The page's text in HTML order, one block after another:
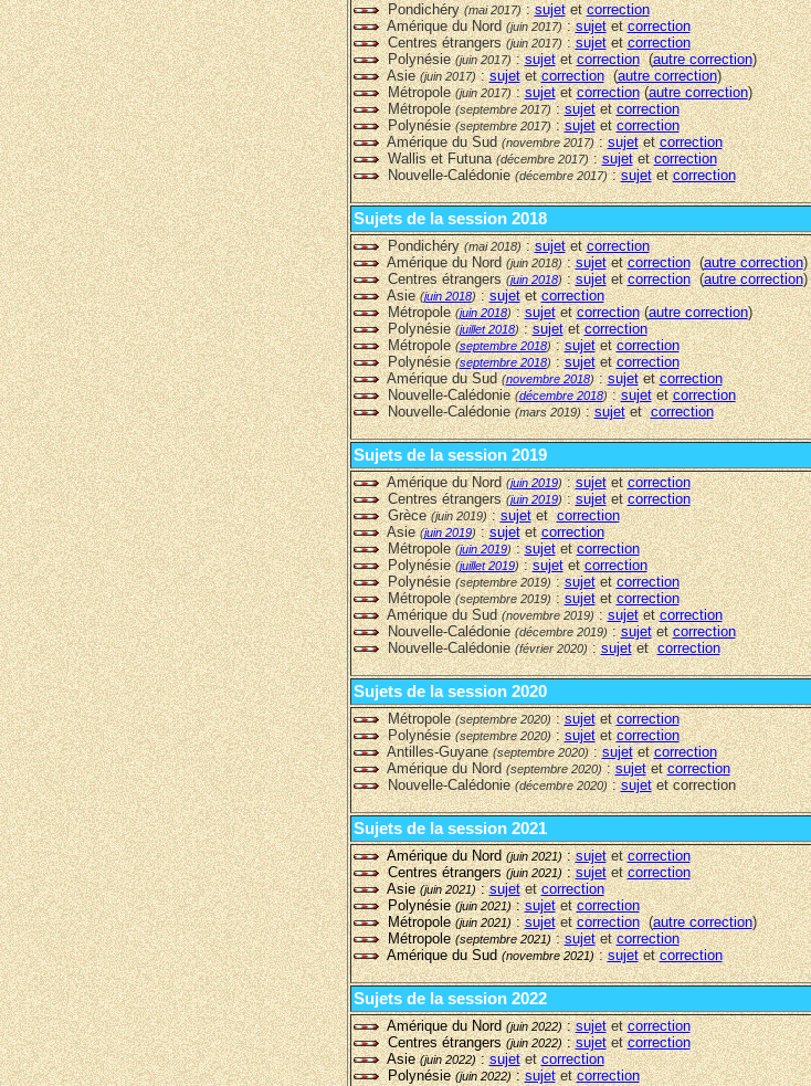
Pondichéry(mai 2017):sujetetcorrection
Amérique du Nord(juin 2017):sujetetcorrection
Centres étrangers(juin 2017):sujetetcorrection
Polynésie(juin 2017):sujetetcorrection(autre correction)
Asie(juin 2017):sujetetcorrection(autre correction)
Métropole(juin 2017):sujetetcorrection(autre correction)
Métropole(septembre 2017):sujetetcorrection
Polynésie(septembre 2017):sujetetcorrection
Amérique du Sud(novembre 2017):sujetetcorrection
Wallis et Futuna(décembre 2017):sujetetcorrection
Nouvelle-Calédonie(décembre 2017):sujetetcorrection
Sujets de la session 2018
Pondichéry(mai 2018):sujetetcorrection
Amérique du Nord(juin 2018):sujetetcorrection(autre correction)
Centres étrangers(juin 2018):sujetetcorrection(autre correction)
Asie(juin 2018):sujetetcorrection
Métropole(juin 2018):sujetetcorrection(autre correction)
Polynésie(juillet 2018):sujetetcorrection
Métropole(septembre 2018):sujetetcorrection
Polynésie(septembre 2018):sujetetcorrection
Amérique du Sud(novembre 2018):sujetetcorrection
Nouvelle-Calédonie(décembre 2018):sujetetcorrection
Nouvelle-Calédonie(mars 2019):sujetetcorrection
Sujets de la session 2019
Amérique du Nord(juin 2019):sujetetcorrection
Centres étrangers(juin 2019):sujetetcorrection
Grèce(juin 2019):sujetetcorrection
Asie(juin 2019):sujetetcorrection
Métropole(juin 2019):sujetetcorrection
Polynésie(juillet 2019):sujetetcorrection
Polynésie(septembre 2019):sujetetcorrection
Métropole(septembre 2019):sujetetcorrection
Amérique du Sud(novembre 2019):sujetetcorrection
Nouvelle-Calédonie(décembre 2019):sujetetcorrection
Nouvelle-Calédonie(février 2020):sujetetcorrection
Sujets de la session 2020
Métropole(septembre 2020):sujetetcorrection
Polynésie(septembre 2020):sujetetcorrection
Antilles-Guyane(septembre 2020):sujetetcorrection
Amérique du Nord(septembre 2020):sujetetcorrection
Nouvelle-Calédonie(décembre 2020):sujetet correction
Sujets de la session 2021
Amérique du Nord(juin 2021):sujetetcorrection
Centres étrangers(juin 2021): sujetetcorrection
Asie(juin 2021): sujetetcorrection
Polynésie(juin 2021): sujetetcorrection
Métropole(juin 2021):sujetetcorrection(autre correction)
Métropole(septembre 2021) :sujetetcorrection
Amérique du Sud(novembre 2021):sujetetcorrection
Sujets de la session 2022
Amérique du Nord(juin 2022):sujetetcorrection
Centres étrangers(juin 2022): sujetetcorrection
Asie(juin 2022): sujetetcorrection
Polynésie(juin 2022): sujetetcorrection